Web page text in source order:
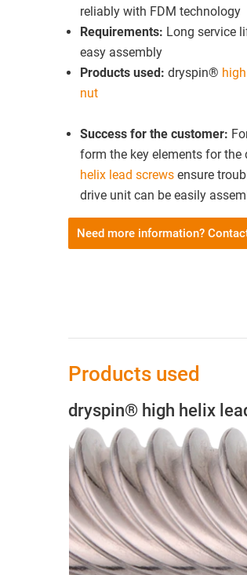
reliably with FDM technology
Requirements: Long service
easy assembly
Products used: dryspin®
nut
Success for the customer:
form the key elements for the
helix lead screws ensure
drive unit can be easily
Need more information?
Products used
dryspin® high helix